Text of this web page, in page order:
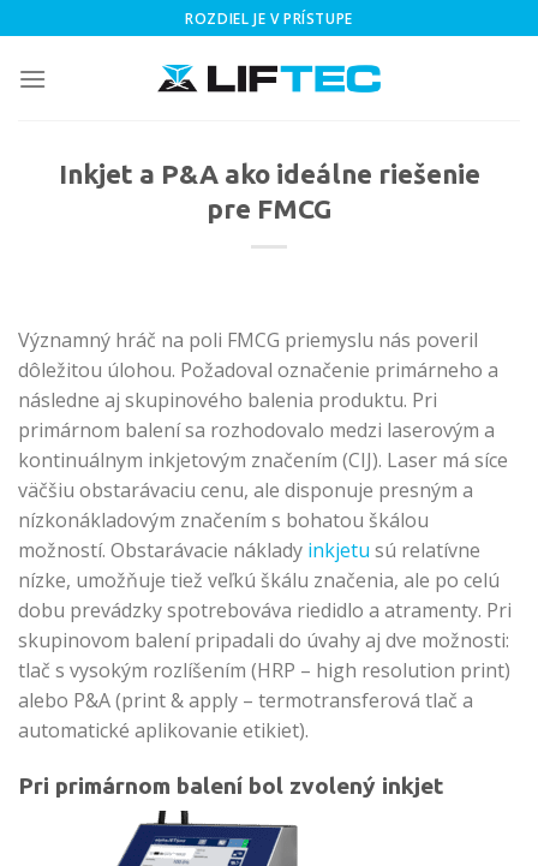
to
content
ROZDIEL JE V PRÍSTUPE
Inkjet a P&A ako ideálne riešenie
pre FMCG
Významný hráč na poli FMCG priemyslu nás poveril
dôležitou úlohou. Požadoval označenie primárneho a
následne aj skupinového balenia produktu. Pri
primárnom balení sa rozhodovalo medzi laserovým a
kontinuálnym inkjetovým značením (CIJ). Laser má síce
väčšiu obstarávaciu cenu, ale disponuje presným a
nízkonákladovým značením s bohatou škálou
možností. Obstarávacie náklady inkjetu sú relatívne
nízke, umožňuje tiež veľkú škálu značenia, ale po celú
dobu prevádzky spotrebováva riedidlo a atramenty. Pri
skupinovom balení pripadali do úvahy aj dve možnosti:
tlač s vysokým rozlíšením (HRP – high resolution print)
alebo P&A (print & apply – termotransferová tlač a
automatické aplikovanie etikiet).
Pri primárnom balení bol zvolený inkjet